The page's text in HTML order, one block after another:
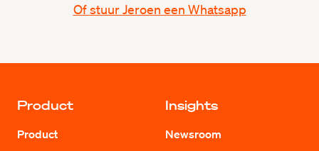
Of stuur Jeroen een Whatsapp
Product
Product
Insights
Newsroom